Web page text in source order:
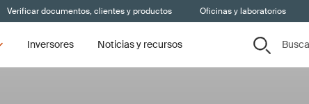
Verificar documentos, clientes y productos Oficinas y laboratorios
Inversores Noticias y recursos